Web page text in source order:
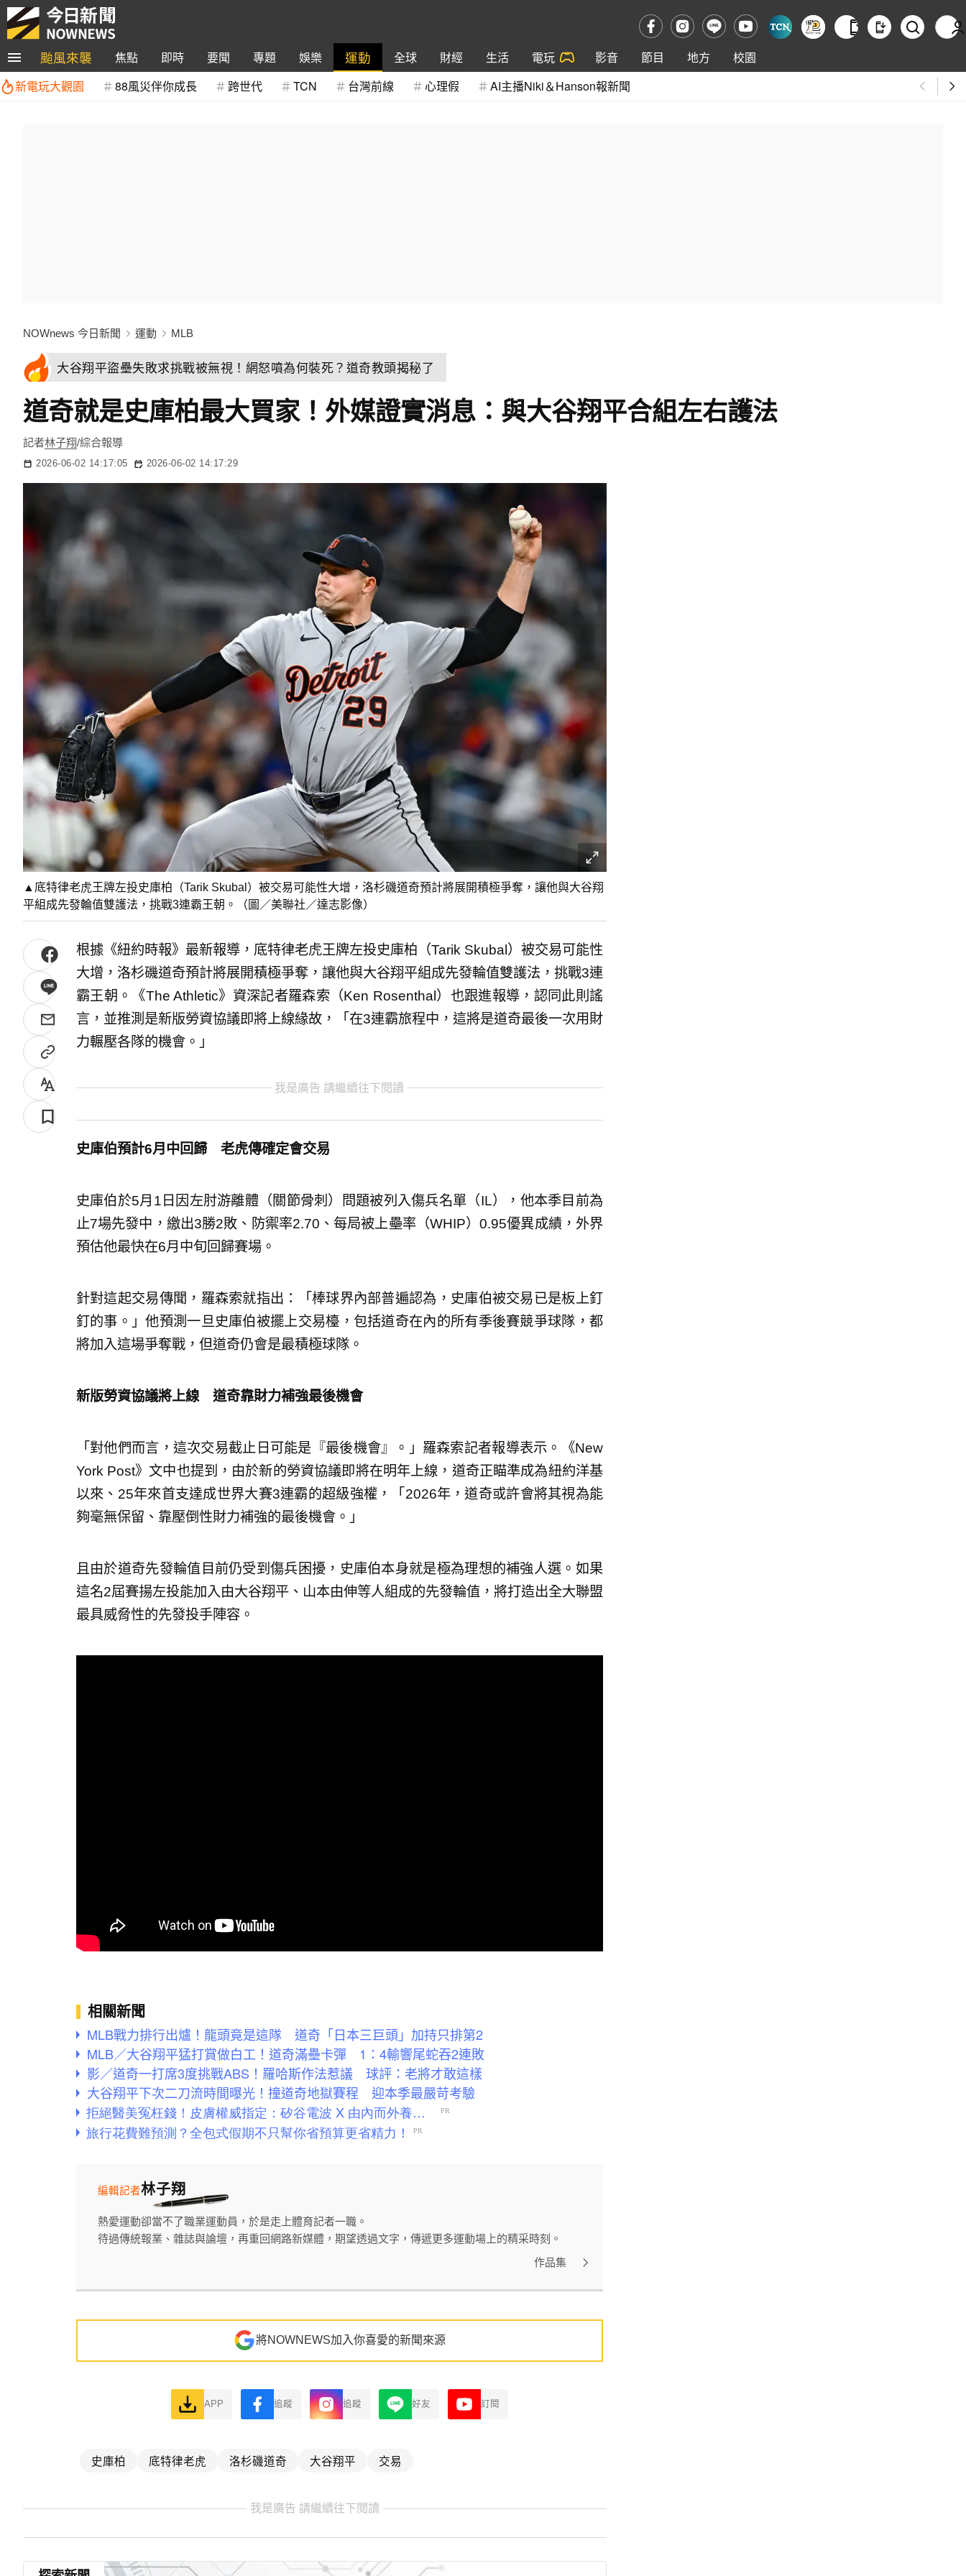
颱風來襲 焦點 即時 要聞 專題 娛樂 運動 全球 財經 生活 電玩 影音 節目 地方
校園
新電玩大觀園
88風災伴你成長 跨世代 TCN 台灣前線 心理假 AI主播Niki＆Hanson報新聞
NOWnews 今日新聞 運動 MLB
大谷翔平盜壘失敗求挑戰被無視！網怒噴為何裝死？道奇教頭揭秘了
道奇就是史庫柏最大買家！外媒證實消息：與大谷翔平合組左右護法
記者林子翔/綜合報導
2026-06-02 14:17:05 2026-06-02 14:17:29
▲底特律老虎王牌左投史庫柏（Tarik Skubal）被交易可能性大增，洛杉磯道奇預計將展開積極爭奪，讓他與大谷翔
平組成先發輪值雙護法，挑戰3連霸王朝。（圖／美聯社／達志影像）
根據《紐約時報》最新報導，底特律老虎王牌左投史庫柏（Tarik Skubal）被交易可能性
大增，洛杉磯道奇預計將展開積極爭奪，讓他與大谷翔平組成先發輪值雙護法，挑戰3連
霸王朝。《The Athletic》資深記者羅森索（Ken Rosenthal）也跟進報導，認同此則謠
言，並推測是新版勞資協議即將上線緣故，「在3連霸旅程中，這將是道奇最後一次用財
力輾壓各隊的機會。」
我是廣告 請繼續往下閱讀
史庫伯預計6月中回歸 老虎傳確定會交易
史庫伯於5月1日因左肘游離體（關節骨刺）問題被列入傷兵名單（IL），他本季目前為
止7場先發中，繳出3勝2敗、防禦率2.70、每局被上壘率（WHIP）0.95優異成績，外界
預估他最快在6月中旬回歸賽場。
針對這起交易傳聞，羅森索就指出：「棒球界內部普遍認為，史庫伯被交易已是板上釘
釘的事。」他預測一旦史庫伯被擺上交易檯，包括道奇在內的所有季後賽競爭球隊，都
將加入這場爭奪戰，但道奇仍會是最積極球隊。
新版勞資協議將上線 道奇靠財力補強最後機會
「對他們而言，這次交易截止日可能是『最後機會』。」羅森索記者報導表示。《New
York Post》文中也提到，由於新的勞資協議即將在明年上線，道奇正瞄準成為紐約洋基
以來、25年來首支達成世界大賽3連霸的超級強權，「2026年，道奇或許會將其視為能
夠毫無保留、靠壓倒性財力補強的最後機會。」
且由於道奇先發輪值目前仍受到傷兵困擾，史庫伯本身就是極為理想的補強人選。如果
這名2屆賽揚左投能加入由大谷翔平、山本由伸等人組成的先發輪值，將打造出全大聯盟
最具威脅性的先發投手陣容。
相關新聞
MLB戰力排行出爐！龍頭竟是這隊 道奇「日本三巨頭」加持只排第2
MLB／大谷翔平猛打賞做白工！道奇滿壘卡彈 1：4輸響尾蛇吞2連敗
影／道奇一打席3度挑戰ABS！羅哈斯作法惹議 球評：老將才敢這樣
大谷翔平下次二刀流時間曝光！撞道奇地獄賽程 迎本季最嚴苛考驗
林子翔
編輯記者
熱愛運動卻當不了職業運動員，於是走上體育記者一職。
待過傳統報業、雜誌與論壇，再重回網路新媒體，期望透過文字，傳遞更多運動場上的精采時刻。
作品集
將NOWNEWS加入你喜愛的新聞來源
APP 追蹤 追蹤 好友 訂閱
史庫柏 底特律老虎 洛杉磯道奇 大谷翔平 交易
我是廣告 請繼續往下閱讀